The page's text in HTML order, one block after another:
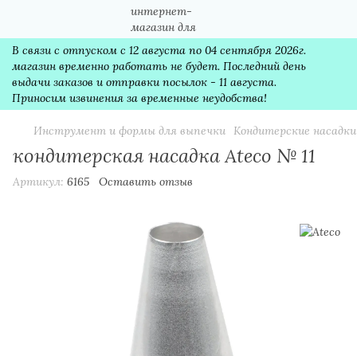
В связи с отпуском с 12 августа по 04 сентября 2026г.
магазин временно работать не будет. Последний день
выдачи заказов и отправки посылок - 11 августа.
Приносим извинения за временные неудобства!
Инструмент и формы для выпечки Кондитерские насадки
кондитерская насадка Ateco № 11
Артикул: 6165 Оставить отзыв